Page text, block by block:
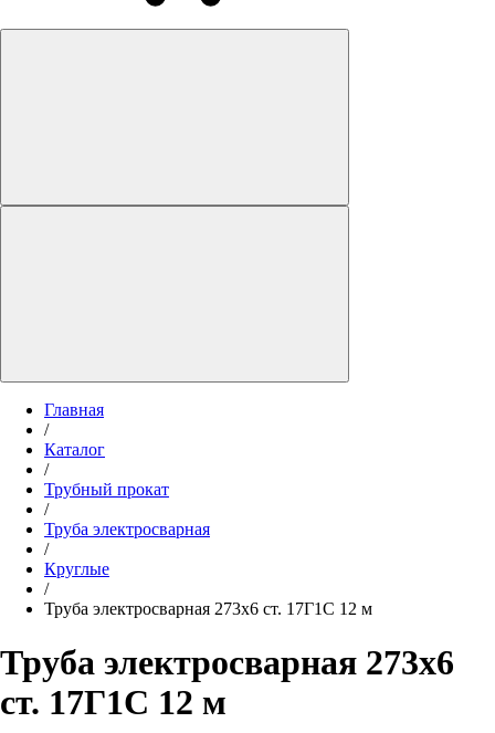
Главная
/
Каталог
/
Трубный прокат
/
Труба электросварная
/
Круглые
/
Труба электросварная 273х6 ст. 17Г1С 12 м
Труба электросварная 273х6
ст. 17Г1С 12 м